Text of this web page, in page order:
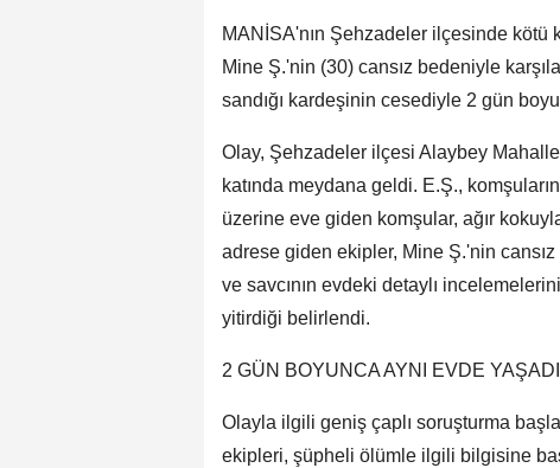
MANİSA'nın Şehzadeler ilçesinde
Mine Ş.'nin (30) cansız bedeniyle
sandığı kardeşinin cesediyle 2 gün
Olay, Şehzadeler ilçesi Alaybey
katında meydana geldi. E.Ş.,
üzerine eve giden komşular, ağır
adrese giden ekipler, Mine Ş.'nin
ve savcının evdeki detaylı
yitirdiği belirlendi.
2 GÜN BOYUNCA AYNI EVDE YAŞADI
Olayla ilgili geniş çaplı soruşturma
ekipleri, şüpheli ölümle ilgili bilgisine